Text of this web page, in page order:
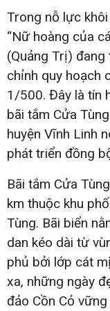
Trong nỗ lực
“Nữ hoàng của
(Quảng Trị)
chỉnh quy hoạch
1/500. Đây là tín
bãi tắm Cửa
huyện Vĩnh Linh
phát triển đồng
Bãi tắm Cửa
km thuộc khu
Tùng. Bãi biển
dan kéo dài từ
phủ bởi lớp cát
xa, những ngày
đảo Cồn Cỏ